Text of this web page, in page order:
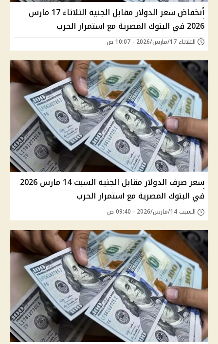
أنخفاض سعر الدولار مقابل الجنيه الثلاثاء 17 مارس
2026 في البنوك المصرية مع استمرار الحرب
الثلاثاء 17/مارس/2026 - 10:07 ص
سعر صرف الدولار مقابل الجنيه السبت 14 مارس 2026
في البنوك المصرية مع استمرار الحرب
السبت 14/مارس/2026 - 09:40 ص